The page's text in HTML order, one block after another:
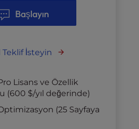
Başlayın
Teklif İsteyin
Lisans ve Özellik
(600 $/yıl değerinde)
(25 Sayfaya